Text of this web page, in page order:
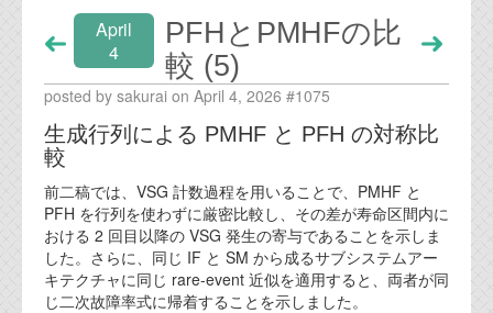
会社案内
会社概要
代表ご挨拶
オフィス
実績
ブログ
April
4
PFHとPMHFの比
較 (5)
posted by sakurai on April 4, 2026 #1075
生成行列による PMHF と PFH の対称比
較
前二稿では、VSG 計数過程を用いることで、PMHF と
PFH を行列を使わずに厳密比較し、その差が寿命区間内に
おける 2 回目以降の VSG 発生の寄与であることを示しま
した。さらに、同じ IF と SM から成るサブシステムアー
キテクチャに同じ rare-event 近似を適用すると、両者が同
じ二次故障率式に帰着することを示しました。